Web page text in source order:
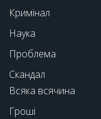
Кримінал
Наука
Проблема
Скандал
Всяка всячина
Гроші